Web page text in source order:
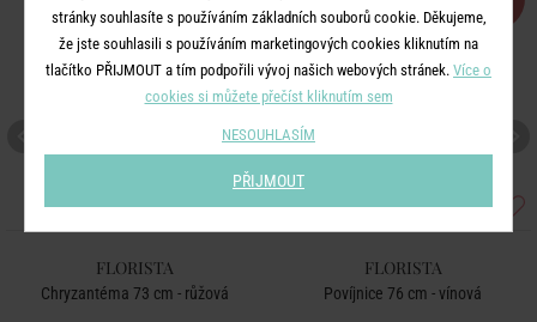
FLORISTA
Chryzantéma 73 cm - růžová
FLORISTA
Povíjnice 76 cm - vínová
stránky souhlasíte s používáním základních souborů cookie. Děkujeme,
že jste souhlasili s používáním marketingových cookies kliknutím na
tlačítko PŘIJMOUT a tím podpořili vývoj našich webových stránek. Více o
cookies si můžete přečíst kliknutím sem
NESOUHLASÍM
PŘIJMOUT